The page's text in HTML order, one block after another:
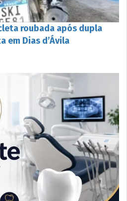
roubada após dupla
em Dias d’Ávila